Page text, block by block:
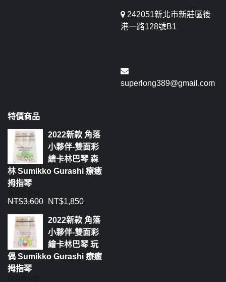
242051新北市新莊區後
港一路128號B1
superlong389@gmail.com
特價商品
2022新款 角落
小夥伴-雙面彩
繪卡林巴琴 森
林 Sumikko Gurashi 療癒
拇指琴
評
0
NT$3,600 NT$1,850
2022新款 角落
小夥伴-雙面彩
繪卡林巴琴 玩
偶 Sumikko Gurashi 療癒
拇指琴